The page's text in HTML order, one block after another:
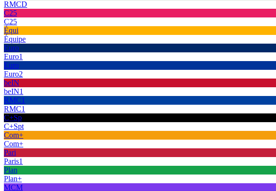
RMCD
C25
C25
Équi
Équipe
Euro
Euro1
Euro
Euro2
beIN
beIN1
RMC1
RMC1
C+Sp
C+Spt
Com+
Com+
Pari
Paris1
Plan
Plan+
MCM